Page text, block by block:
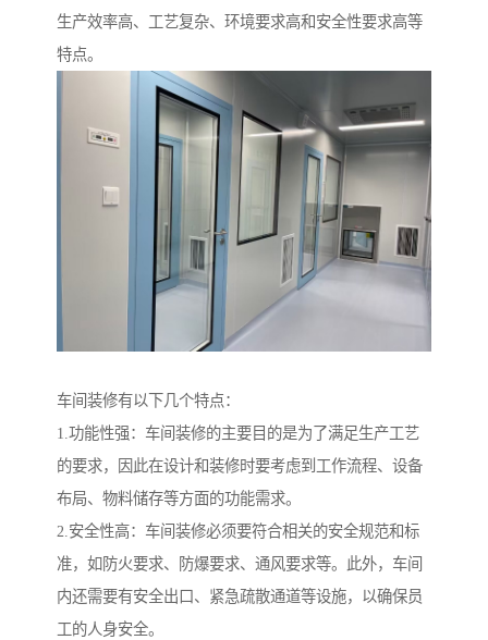
生产效率高、工艺复杂、环境要求高和安全性要求高等
特点。
车间装修有以下几个特点：
1.功能性强：车间装修的主要目的是为了满足生产工艺
的要求，因此在设计和装修时要考虑到工作流程、设备
布局、物料储存等方面的功能需求。
2.安全性高：车间装修必须要符合相关的安全规范和标
准，如防火要求、防爆要求、通风要求等。此外，车间
内还需要有安全出口、紧急疏散通道等设施，以确保员
工的人身安全。